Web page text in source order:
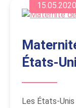
15.05.2020
États-
Les États-